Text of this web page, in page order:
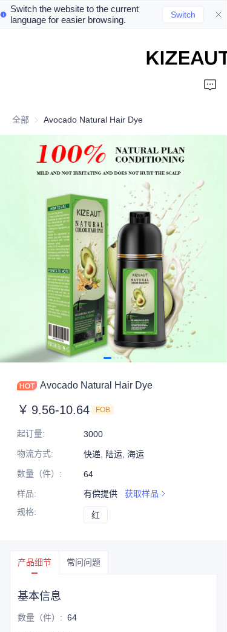
Switch the website to the current
language for easier browsing.
Switch
全部 Avocado Natural Hair Dye
Avocado Natural Hair Dye
￥ 9.56-10.64 FOB
起订量:
3000
物流方式:
快递, 陆运, 海运
数量（件） :
64
样品: 有偿提供
获取样品
规格: 红
产品细节 常问问题
基本信息
数量（件） : 64
hair mud
Perm cream